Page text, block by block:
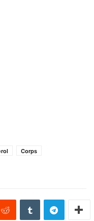
Corps